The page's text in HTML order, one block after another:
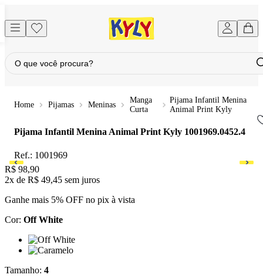
Pijamas Meninas
Manga
Curta
Pijama Infantil Menina
Animal Print Kyly
Pijama Infantil Menina Animal Print Kyly 1001969.0452.4
Ref.: 1001969
Price:
R$ 98,90
2x de R$ 49,45 sem juros
Ganhe mais 5% OFF no pix à vista
Cor: Off White
Cor: Off White
Cor: Caramelo
Tamanho: 4